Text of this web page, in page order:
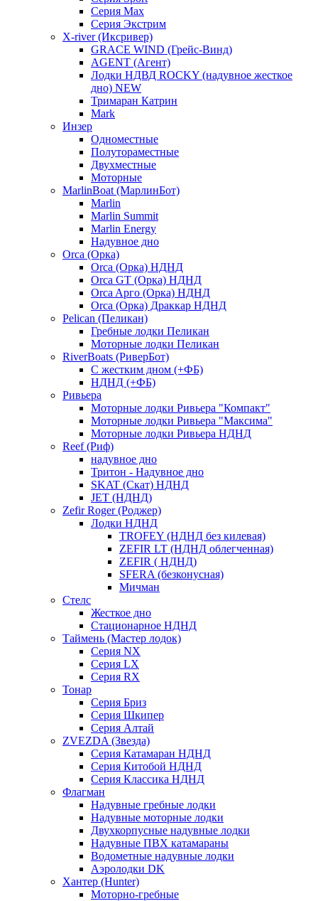
Серия Max
Серия Экстрим
X-river (Иксривер)
GRACE WIND (Грейс-Винд)
AGENT (Агент)
Лодки НДВД ROCKY (надувное жесткое
дно) NEW
Тримаран Катрин
Mark
Инзер
Одноместные
Полутораместные
Двухместные
Моторные
MarlinBoat (МарлинБот)
Marlin
Marlin Summit
Marlin Energy
Надувное дно
Orca (Орка)
Orca (Орка) НДНД
Orca GT (Орка) НДНД
Orca Aрго (Орка) НДНД
Orca (Орка) Драккар НДНД
Pelican (Пеликан)
Гребные лодки Пеликан
Моторные лодки Пеликан
RiverBoats (РиверБот)
С жестким дном (+ФБ)
НДНД (+ФБ)
Ривьера
Моторные лодки Ривьера "Компакт"
Моторные лодки Ривьера "Максима"
Моторные лодки Ривьера НДНД
Reef (Риф)
надувное дно
Тритон - Надувное дно
SKAT (Скат) НДНД
JET (НДНД)
Zefir Roger (Роджер)
Лодки НДНД
TROFEY (НДНД без килевая)
ZEFIR LT (НДНД облегченная)
ZEFIR ( НДНД)
SFERA (безконусная)
Мичман
Стелс
Жесткое дно
Стационарное НДНД
Таймень (Мастер лодок)
Серия NX
Серия LX
Серия RX
Тонар
Серия Бриз
Серия Шкипер
Серия Алтай
ZVEZDA (Звезда)
Серия Катамаран НДНД
Серия Китобой НДНД
Серия Классика НДНД
Флагман
Надувные гребные лодки
Надувные моторные лодки
Двухкорпусные надувные лодки
Надувные ПВХ катамараны
Водометные надувные лодки
Аэролодки DK
Хантер (Hunter)
Моторно-гребные